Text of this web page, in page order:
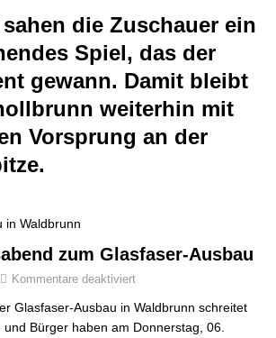
die Zuschauer ein
Spiel, das der
gewann. Damit bleibt
weiterhin mit
Vorsprung an der
zum Glasfaser-Ausbau
Kommentare deaktiviert
Glasfaser-Ausbau in Waldbrunn schreitet
Bürger haben am Donnerstag, 06.